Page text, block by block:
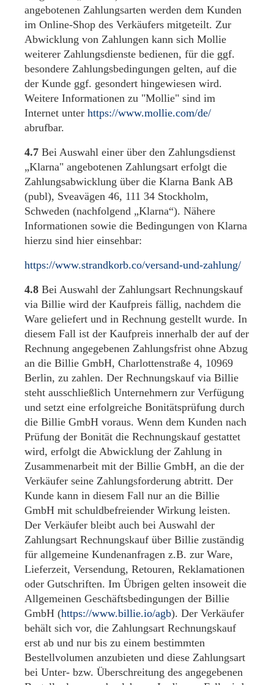
angebotenen Zahlungsarten werden dem Kunden
im Online-Shop des Verkäufers mitgeteilt. Zur
Abwicklung von Zahlungen kann sich Mollie
weiterer Zahlungsdienste bedienen, für die ggf.
besondere Zahlungsbedingungen gelten, auf die
der Kunde ggf. gesondert hingewiesen wird.
Weitere Informationen zu "Mollie" sind im
Internet unter https://www.mollie.com/de/
abrufbar.
4.7 Bei Auswahl einer über den Zahlungsdienst
„Klarna" angebotenen Zahlungsart erfolgt die
Zahlungsabwicklung über die Klarna Bank AB
(publ), Sveavägen 46, 111 34 Stockholm,
Schweden (nachfolgend „Klarna“). Nähere
Informationen sowie die Bedingungen von Klarna
hierzu sind hier einsehbar:
https://www.strandkorb.co/versand-und-zahlung/
4.8 Bei Auswahl der Zahlungsart Rechnungskauf
via Billie wird der Kaufpreis fällig, nachdem die
Ware geliefert und in Rechnung gestellt wurde. In
diesem Fall ist der Kaufpreis innerhalb der auf der
Rechnung angegebenen Zahlungsfrist ohne Abzug
an die Billie GmbH, Charlottenstraße 4, 10969
Berlin, zu zahlen. Der Rechnungskauf via Billie
steht ausschließlich Unternehmern zur Verfügung
und setzt eine erfolgreiche Bonitätsprüfung durch
die Billie GmbH voraus. Wenn dem Kunden nach
Prüfung der Bonität die Rechnungskauf gestattet
wird, erfolgt die Abwicklung der Zahlung in
Zusammenarbeit mit der Billie GmbH, an die der
Verkäufer seine Zahlungsforderung abtritt. Der
Kunde kann in diesem Fall nur an die Billie
GmbH mit schuldbefreiender Wirkung leisten.
Der Verkäufer bleibt auch bei Auswahl der
Zahlungsart Rechnungskauf über Billie zuständig
für allgemeine Kundenanfragen z.B. zur Ware,
Lieferzeit, Versendung, Retouren, Reklamationen
oder Gutschriften. Im Übrigen gelten insoweit die
Allgemeinen Geschäftsbedingungen der Billie
GmbH (https://www.billie.io/agb). Der Verkäufer
behält sich vor, die Zahlungsart Rechnungskauf
erst ab und nur bis zu einem bestimmten
Bestellvolumen anzubieten und diese Zahlungsart
bei Unter- bzw. Überschreitung des angegebenen